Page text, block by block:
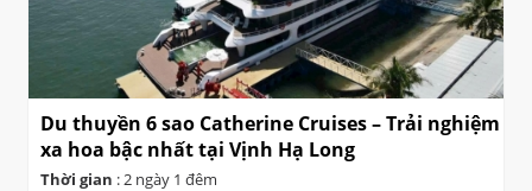
Du thuyền 6 sao Catherine Cruises – Trải nghiệm
xa hoa bậc nhất tại Vịnh Hạ Long
Thời gian : 2 ngày 1 đêm